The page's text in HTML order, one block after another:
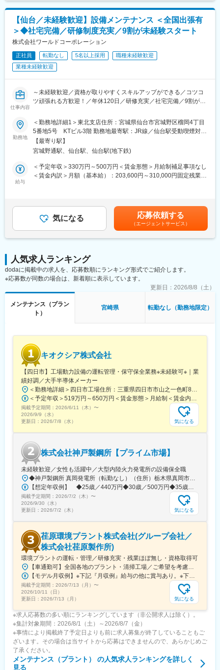
■研修内容：
【全体研修は2週間程度！現場でも安心の個別フォロー有！】
入社後は下記内容の研修を行います。
◇ビジネスマナー◇建設業界で働く心構え◇社内規則の説明◇プ
ラント業界の全体像説明◇プラント建設が出来るまでの流れ◇施
工管理、設計、検査、メンテナンス、維持管理業務の仕事につい
◇一般建設業界とプラント業界の共通部分と違いについて◇認識
確認テスト
■キャリアステップ：
設備のプロフェッショナルとして、資格をとっていき（支援制
度・資格手当あり）、将来的にはメーカー側への就業や、ご希望
によっては、建築系の施工管理や人事・派遣営業などを目指して
≪資格一例≫・ボイラー整備士 ・ボイラー技士 ・危険物取扱
【◇設立13年で社員数2000名、売上100億越えの急成長企業◇】
建設業界は急成長中であり、大手取引先からもプロジェクト依頼
め、信頼性をご評価いただいております。
変更の範囲：会社の定める業務
する可能性があります。月給(月額)は固定手当を含めた表記です。
【仙台／未経験歓迎】設備メンテナンス ＜全国出張有
＞◆社宅完備／研修制度充実／9割が未経験スタート
株式会社ワールドコーポレーション
正社員 転勤なし 5名以上採用
職種未経験歓迎
業種未経験歓迎
仕事内容
～未経験歓迎／資格が取りやすくスキルアップができる／コツコ
ツ頑張れる方歓迎！／年休120日／研修充実／社宅完備／9割が未
ジも可能～
■業務内容：
勤務エリア内のJXTG、エネオス、大阪ガス、クボタ等大手メーカ
ーが所有する工場などの施設にて、工事全体の管理・調整や機械
設備の日常的なメンテナンスや定期的な点検を担当いただきま
す。
■働き方：
メーカーでの就業となるため、残業はほとんどない環境です。ま
た工場には就業人数が多いため、一人に負担がかかることもござ
■研修内容：
【全体研修は2週間程度！現場でも安心の個別フォロー有！】
入社後は下記内容の研修を行います。
◇ビジネスマナー◇建設業界で働く心構え◇社内規則の説明◇プ
工管理、設計、検査、メンテナンス、維持管理業務の仕事につい
て◇プラント業界の基礎用語◇プラント業に関わる人たちについ
て◇安全危機予知活動・リスク分析・実技演習・グループワーク
■キャリアステップ：
設備のプロフェッショナルとして、資格をとっていき（支援制
度・資格手当あり）、将来的にはメーカー側への就業や、ご希望
によっては、建築系の施工管理や人事・派遣営業などを目指して
頂くことも可能です。
≪資格一例≫・ボイラー整備士 ・ボイラー技士 ・危険物取扱
主任者 ・消防設備士・電気工事士 ・フォークリフト ・クレ
■当社の魅力：
【◇設立13年で社員数2000名、売上100億越えの急成長企業◇】
建設業界は急成長中であり、大手取引先からもプロジェクト依頼
が多数いただいています。大手の受注を頂けている背景は社員と
受け入れ先のミスマッチが起きないように人財を配置しているた
め、信頼性をご評価いただいております。
変更の範囲：会社の定める業務
勤務地
＜勤務地詳細1＞東北支店住所：宮城県仙台市宮城野区榴岡4丁目
5番地5号 KTビル3階 勤務地最寄駅：JR線／仙台駅受動喫煙対
策：屋内全面禁煙＜勤務地詳細2＞全国住所：全国各地 受動喫煙
対策：屋内全面禁煙変更の範囲：会社の定める事業所
【最寄り駅】
宮城野通駅、仙台駅、仙台駅(地下鉄)
給与
＜予定年収＞330万円～500万円＜賃金形態＞月給制補足事項なし
＜賃金内訳＞月額（基本給）：203,600円～310,000円固定残業手
＞※上記年収はご年齢・スキル等を鑑みて決定されるため、あくま
で想定年収となります。※20時間を超えた残業代は全額支給■昇
給：年1回■賞与：年2回※評価によって金額が変わります■給与改
定：年1回賃金はあくまでも目安の金額であり、選考を通じて上下
気になる 応募依頼する
（エージェントサービス）
人気求人ランキング
dodaに掲載中の求人を、応募数順にランキング形式でご紹介します。
※応募数が同数の場合は、新着順に表示しています。
更新日： 2026/8/8（土）
メンテナンス（プラン
ト）
宮崎県 転勤なし（勤務地限定）
キオクシア株式会社
【四日市】工場動力設備の運転管理・保守保全業務※未経験可※｜業
績好調／大手半導体メーカー
＜勤務地詳細＞四日市工場住所：三重県四日市市山之一色町800番地 勤務地最寄駅：近鉄線／富田駅受動喫煙対策：屋内全面禁煙変更の範囲：会社の定める事業所（リモートワーク含む）
＜予定年収＞519万円～650万円＜賃金形態＞月給制＜賃金内訳＞月額（基本給）：282,800円～320,000円＜月給＞282,800円～320,000円＜昇給有無＞有＜残業手当＞有＜給与補足＞■上記金額は21歳（独身のモデル賃金）です。経験・能力を考慮し決定されます。■昇給年1回、賞与年2回（7月、12月）賃金はあくまでも目安の金額であり、選考を通じて上下する可能性があります。月給(月額)は固定手当を含めた表記です。
掲載予定期間： 2026/6/11（木） 〜
2026/9/9（水）
更新日： 2026/7/8（水） 気になる
株式会社神戸製鋼所【プライム市場】
未経験歓迎／女性も活躍中／大型内陸火力発電所の設備保全職
◆神戸製鋼所 真岡発電所（転勤なし）（住所）栃木県真岡市鬼怒ケ丘1-12-1（アクセス）◆真岡鉄道「真岡駅」より車で15分◆JR「石橋駅」より車で20～30分◆JR「宇都宮駅」より車で30～40分★U・Iターン歓迎 ★引越費用全額負担★独身寮（自己負担：月1万数千円）、借上げ社宅（自己負担：月2万数千円）制度あり★マイカー通勤可（独身寮からは徒歩通勤になります）
【想定年収例】 ◆25歳／440万円◆30歳／500万円◆35歳／530万円
掲載予定期間： 2026/7/2（木） 〜
2026/9/30（水）
更新日： 2026/7/2（木） 気になる
荏原環境プラント株式会社(グループ会社／
株式会社荏原製作所)
環境プラントの運転・管理／研修充実・残業ほぼ無し・資格取得可
【車通勤可】全国各地のプラント・清掃工場／ご希望を考慮します！※受動喫煙対策：あり＜北海道・東北＞北海道／青森県／秋田県／岩手県／山形県／福島県＜関東＞東京都／神奈川県／千葉県／群馬県／埼玉県／栃木県／山梨県＜東海＞愛知県／静岡県／三重県／岐阜県＜北信越＞新潟県／長野県／石川県／福井県＜関西＞滋賀県／京都府／大阪府／和歌山県＜中国・四国＞岡山県／山口県／香川県／愛媛県／高知県／徳島県＜九州・沖縄＞佐賀県／沖縄県
【モデル月収例】※下記『月収例』給与の他に賞与あり。※下記『月収例』には、公的資格・家族・役職手当を含む。＜班長クラス＞月収例：434,800円＋通勤手当、深夜業手当、残業代等⇒年齢30代後半／資格（2級ボイラー技士、第2種電気工事士）保有／配偶者、お子様（2名）扶養の場合＜所長クラス＞月収例：617,200円＋通勤手当、深夜業手当、残業代等⇒年齢40代後半／資格（2級ボイラー技士、第2種電気工事士）保有／配偶者、お子様（2名）扶養の場合【月給】月給246,050円～378,000円※残業代は全額支給します。
掲載予定期間： 2026/7/13（月） 〜
2026/10/11（日）
更新日： 2026/7/13（月） 気になる
※求人応募数の多い順にランキングしています（非公開求人は除く）。
※集計対象期間：2026/8/1（土）～2026/8/7（金）
※事情により掲載終了予定日よりも前に求人募集が終了していることもご
ざいます。その場合は当サイトから応募はできませんので、あらかじめご
了承ください。
メンテナンス（プラント） の人気求人ランキングを詳しく
見る